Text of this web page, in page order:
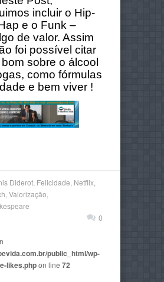
incluir o Hip-
e o Funk –
de valor. Assim
foi possível citar
sobre o álcool
como fórmulas
e bem viver !
Diderot Felicidade Netflix
Valorização
0
public_html/wp-
likes.phpon line 72